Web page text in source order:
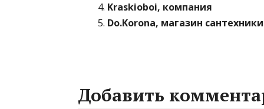
Kraskioboi, компания
Do.Korona, магазин сантехники
Добавить